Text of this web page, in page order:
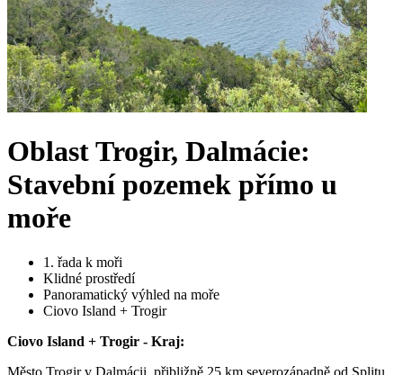
Oblast Trogir, Dalmácie:
Stavební pozemek přímo u
moře
1. řada k moři
Klidné prostředí
Panoramatický výhled na moře
Ciovo Island + Trogir
Ciovo Island + Trogir - Kraj:
Město Trogir v Dalmácii, přibližně 25 km severozápadně od Splitu,